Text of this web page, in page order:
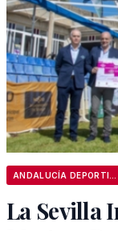
La Sevilla